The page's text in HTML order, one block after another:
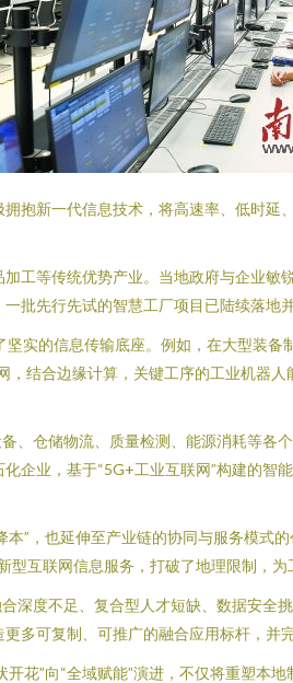
抱新一代信息技术，将高速率、低时
工等传统优势产业。当地政府与企业
批先行先试的智慧工厂项目已陆续落地并
实的信息传输底座。例如，在大型装
结合边缘计算，关键工序的工业机器
、仓储物流、质量检测、能源消耗等
企业，基于“5G+工业互联网”构建的
”，也延伸至产业链的协同与服务模
互联网信息服务，打破了地理限制，
深度不足、复合型人才短缺、数据安
多可复制、可推广的融合应用标杆，并
花”向“全域赋能”演进，不仅将重塑